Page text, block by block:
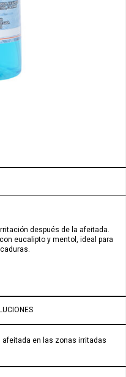
después de la afeitada.
eucalipto y mentol, ideal para
afeitada en las zonas irritadas